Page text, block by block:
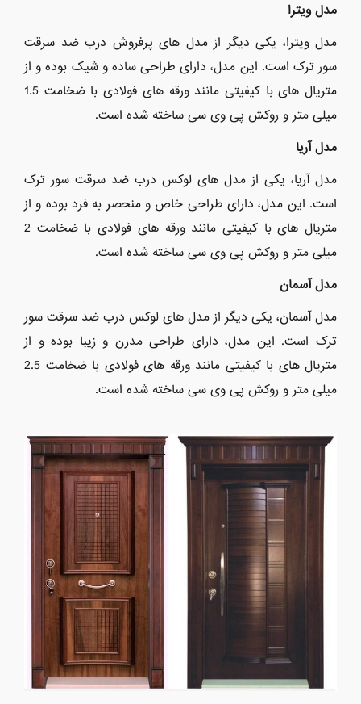
مدل ویترا
مدل ویترا، یکی دیگر از مدل های پرفروش درب ضد سرقت
سور ترک است. این مدل، دارای طراحی ساده و شیک بوده و از
متریال های با کیفیتی مانند ورقه های فولادی با ضخامت 1.5
میلی متر و روکش پی وی سی ساخته شده است.
مدل آریا
مدل آریا، یکی از مدل های لوکس درب ضد سرقت سور ترک
است. این مدل، دارای طراحی خاص و منحصر به فرد بوده و از
متریال های با کیفیتی مانند ورقه های فولادی با ضخامت 2
میلی متر و روکش پی وی سی ساخته شده است.
مدل آسمان
مدل آسمان، یکی دیگر از مدل های لوکس درب ضد سرقت سور
ترک است. این مدل، دارای طراحی مدرن و زیبا بوده و از
متریال های با کیفیتی مانند ورقه های فولادی با ضخامت 2.5
میلی متر و روکش پی وی سی ساخته شده است.